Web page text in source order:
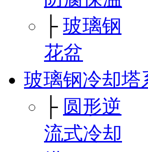
├ 玻璃钢
花盆
玻璃钢冷却塔
├ 圆形逆
流式冷却